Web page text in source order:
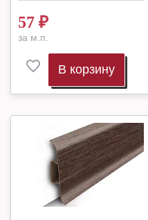
57 ₽
за м.п.
В корзину